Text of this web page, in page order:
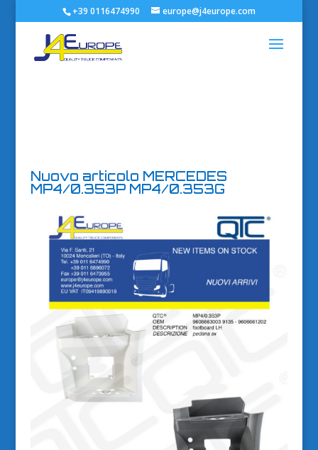
+39 0116474990 europe@j4europe.com
Nuovo articolo MERCEDES
MP4/0.353P MP4/0.353G